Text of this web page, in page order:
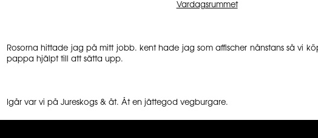
Vardagsrummet
Rosorna hittade jag på mitt jobb. kent hade jag som affischer nånstans så vi
pappa hjälpt till att sätta upp.
Igår var vi på Jureskogs & åt. Åt en jättegod vegburgare.